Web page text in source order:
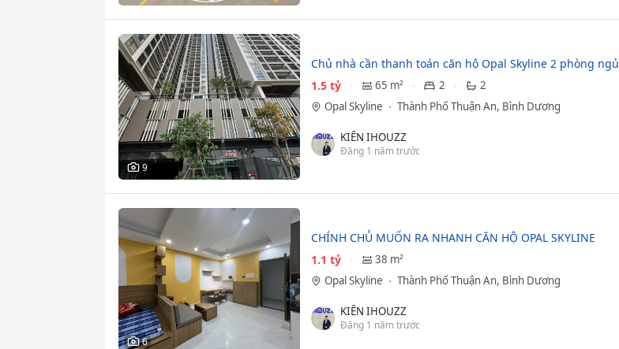
9
Chủ nhà cần thanh toán căn hộ Opal Skyline 2 phòng ngủ
1.5 tỷ
65 m² 2
2
Opal Skyline
Thành Phố Thuận An, Bình Dương
KIÊN IHOUZZ
Đăng 1 năm trước
6
CHÍNH CHỦ MUỐN RA NHANH CĂN HỘ OPAL SKYLINE
1.1 tỷ
38 m²
Opal Skyline
Thành Phố Thuận An, Bình Dương
KIÊN IHOUZZ
Đăng 1 năm trước